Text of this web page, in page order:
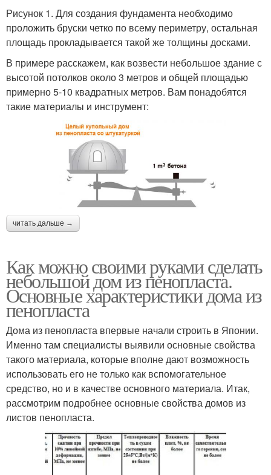
Рисунок 1. Для создания фундамента необходимо
проложить бруски четко по всему периметру, остальная
площадь прокладывается такой же толщины досками.
В примере расскажем, как возвести небольшое здание с
высотой потолков около 3 метров и общей площадью
примерно 5-10 квадратных метров. Вам понадобятся
такие материалы и инструмент:
читать дальше →
Как можно своими руками сделать
небольшой дом из пенопласта.
Основные характеристики дома из
пенопласта
Дома из пенопласта впервые начали строить в Японии.
Именно там специалисты выявили основные свойства
такого материала, которые вполне дают возможность
использовать его не только как вспомогательное
средство, но и в качестве основного материала. Итак,
рассмотрим подробнее основные свойства домов из
листов пенопласта.